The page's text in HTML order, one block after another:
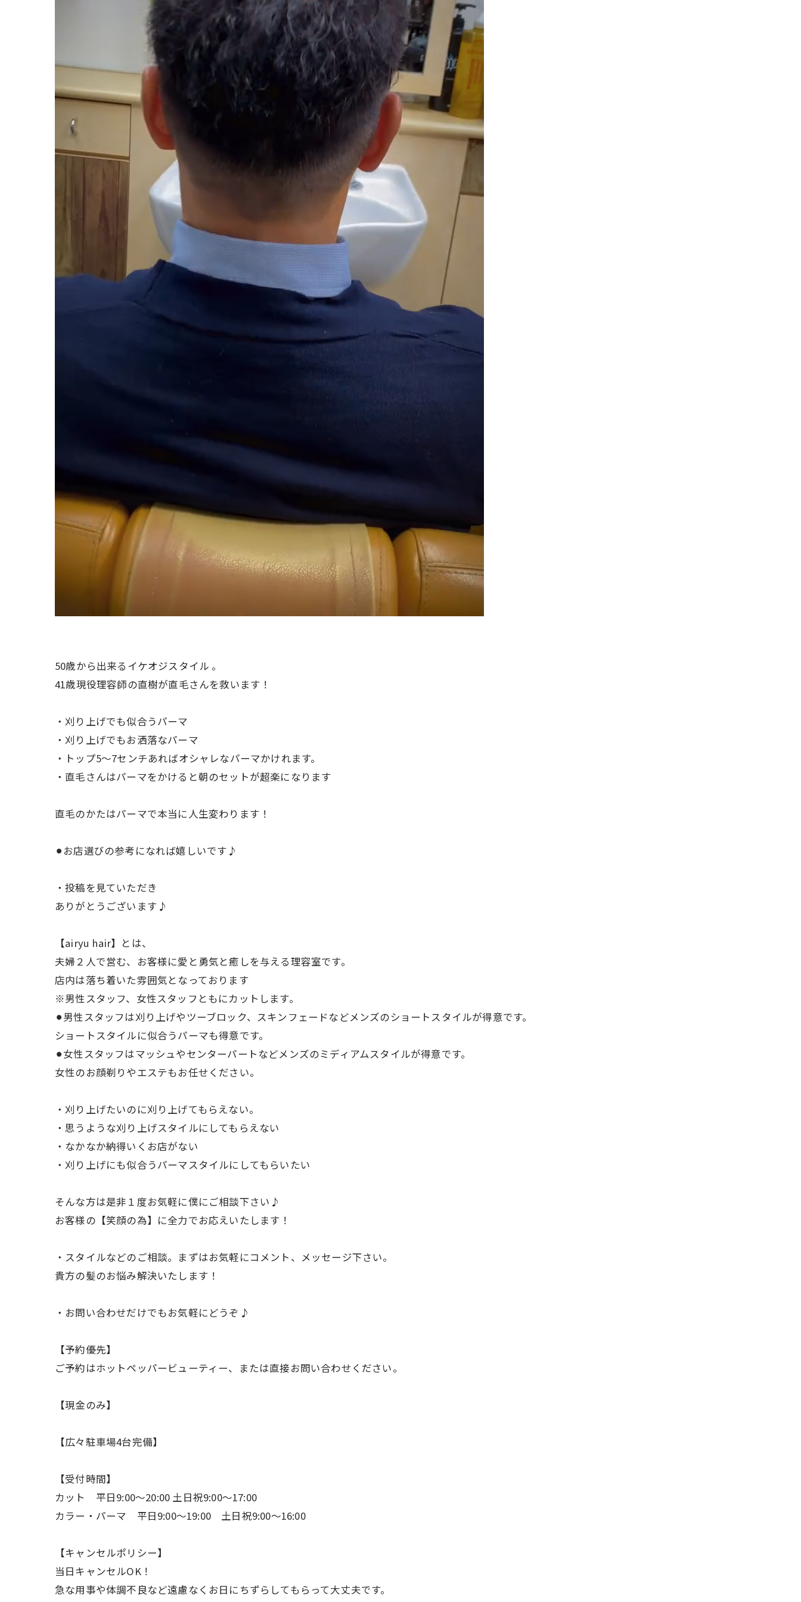
50歳から出来るイケオジスタイル 。
41歳現役理容師の直樹が直毛さんを救います！
・刈り上げでも似合うパーマ
・刈り上げでもお洒落なパーマ
・トップ5〜7センチあればオシャレなパーマかけれます。
・直毛さんはパーマをかけると朝のセットが超楽になります
直毛のかたはパーマで本当に人生変わります！
⚫︎お店選びの参考になれば嬉しいです♪
・投稿を見ていただき
ありがとうございます♪
【airyu hair】とは、
夫婦２人で営む、お客様に愛と勇気と癒しを与える理容室です。
店内は落ち着いた雰囲気となっております
※男性スタッフ、女性スタッフともにカットします。
⚫︎男性スタッフは刈り上げやツーブロック、スキンフェードなどメンズのショートスタイルが得意です。
ショートスタイルに似合うパーマも得意です。
⚫︎女性スタッフはマッシュやセンターパートなどメンズのミディアムスタイルが得意です。
女性のお顔剃りやエステもお任せください。
・刈り上げたいのに刈り上げてもらえない。
・思うような刈り上げスタイルにしてもらえない
・なかなか納得いくお店がない
・刈り上げにも似合うパーマスタイルにしてもらいたい
そんな方は是非１度お気軽に僕にご相談下さい♪
お客様の【笑顔の為】に全力でお応えいたします！
・スタイルなどのご相談。まずはお気軽にコメント、メッセージ下さい。
貴方の髪のお悩み解決いたします！
・お問い合わせだけでもお気軽にどうぞ♪
【予約優先】
ご予約はホットペッパービューティー、または直接お問い合わせください。
【現金のみ】
【広々駐車場4台完備】
【受付時間】
カット 平日9:00〜20:00 土日祝9:00〜17:00
カラー・パーマ 平日9:00〜19:00 土日祝9:00〜16:00
【キャンセルポリシー】
当日キャンセルOK！
急な用事や体調不良など遠慮なくお日にちずらしてもらって大丈夫です。